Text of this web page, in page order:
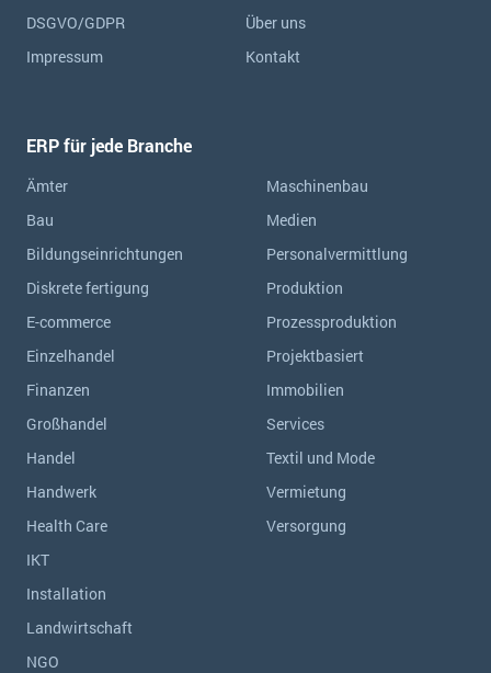
DSGVO/GDPR
Über uns
Impressum
Kontakt
ERP für jede Branche
Ämter
Bau
Bildungseinrichtungen
Diskrete fertigung
E-commerce
Einzelhandel
Finanzen
Großhandel
Handel
Handwerk
Health Care
IKT
Installation
Landwirtschaft
NGO
Maschinenbau
Medien
Personalvermittlung
Produktion
Prozessproduktion
Projektbasiert
Immobilien
Services
Textil und Mode
Vermietung
Versorgung